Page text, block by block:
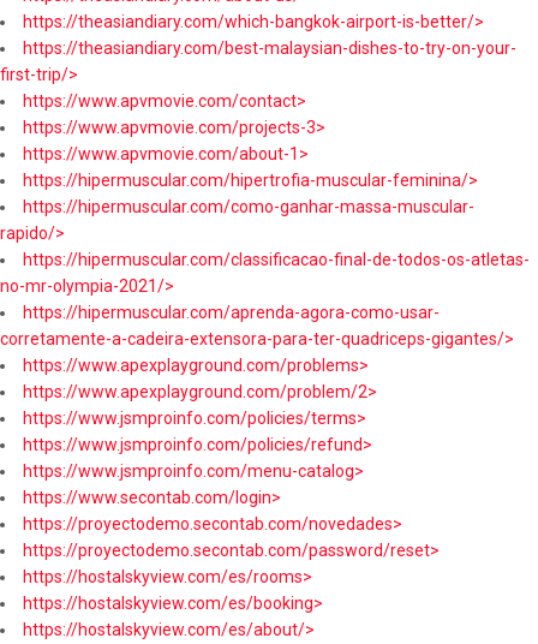
https://theasiandiary.com/which-bangkok-airport-is-better/>
https://theasiandiary.com/best-malaysian-dishes-to-try-on-your-
first-trip/>
https://www.apvmovie.com/contact>
https://www.apvmovie.com/projects-3>
https://www.apvmovie.com/about-1>
https://hipermuscular.com/hipertrofia-muscular-feminina/>
https://hipermuscular.com/como-ganhar-massa-muscular-
rapido/>
https://hipermuscular.com/classificacao-final-de-todos-os-atletas-
no-mr-olympia-2021/>
https://hipermuscular.com/aprenda-agora-como-usar-
corretamente-a-cadeira-extensora-para-ter-quadriceps-gigantes/>
https://www.apexplayground.com/problems>
https://www.apexplayground.com/problem/2>
https://www.jsmproinfo.com/policies/terms>
https://www.jsmproinfo.com/policies/refund>
https://www.jsmproinfo.com/menu-catalog>
https://www.secontab.com/login>
https://proyectodemo.secontab.com/novedades>
https://proyectodemo.secontab.com/password/reset>
https://hostalskyview.com/es/rooms>
https://hostalskyview.com/es/booking>
https://hostalskyview.com/es/about/>